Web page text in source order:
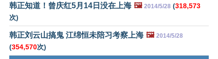
韩正知道！曾庆红5月14日没在上海 🖼️ 2014/5/28 (318,573
次)
韩正刘云山搞鬼 江绵恒未陪习考察上海 🖼️ 2014/5/28
(354,570次)